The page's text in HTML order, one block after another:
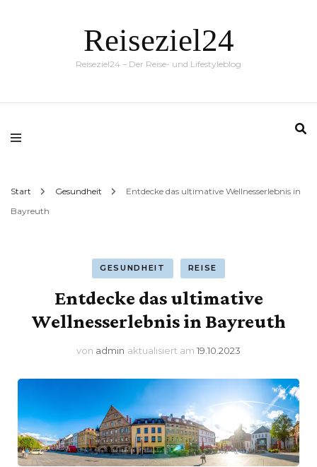
Reiseziel24
Reiseziel24 – Der Reise- und Lifestyleblog
Start Gesundheit
Entdecke das ultimative Wellnesserlebnis in
Bayreuth
GESUNDHEIT REISE
Entdecke das ultimative
Wellnesserlebnis in Bayreuth
von admin aktualisiert am 19.10.2023